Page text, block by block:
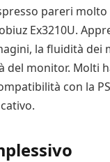
pareri
Ex3210U.
la fluidità dei
del monitor. Molti
con la